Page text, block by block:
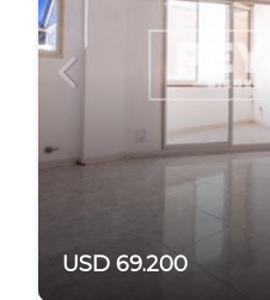
USD 69.200